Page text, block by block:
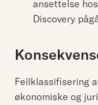
ansettelse
Discovery
Feilklassifisering
økonomiske og